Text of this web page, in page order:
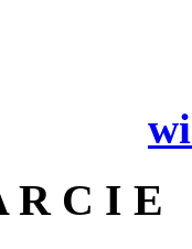
R C I E